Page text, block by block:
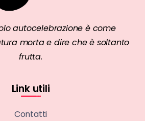
autocelebrazione è come
morta e dire che è soltanto
frutta.
Link utili
Contatti